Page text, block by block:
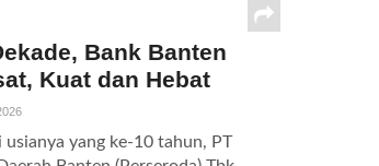
Bank Banten
Kuat dan Hebat
usianya yang ke-10 tahun, PT